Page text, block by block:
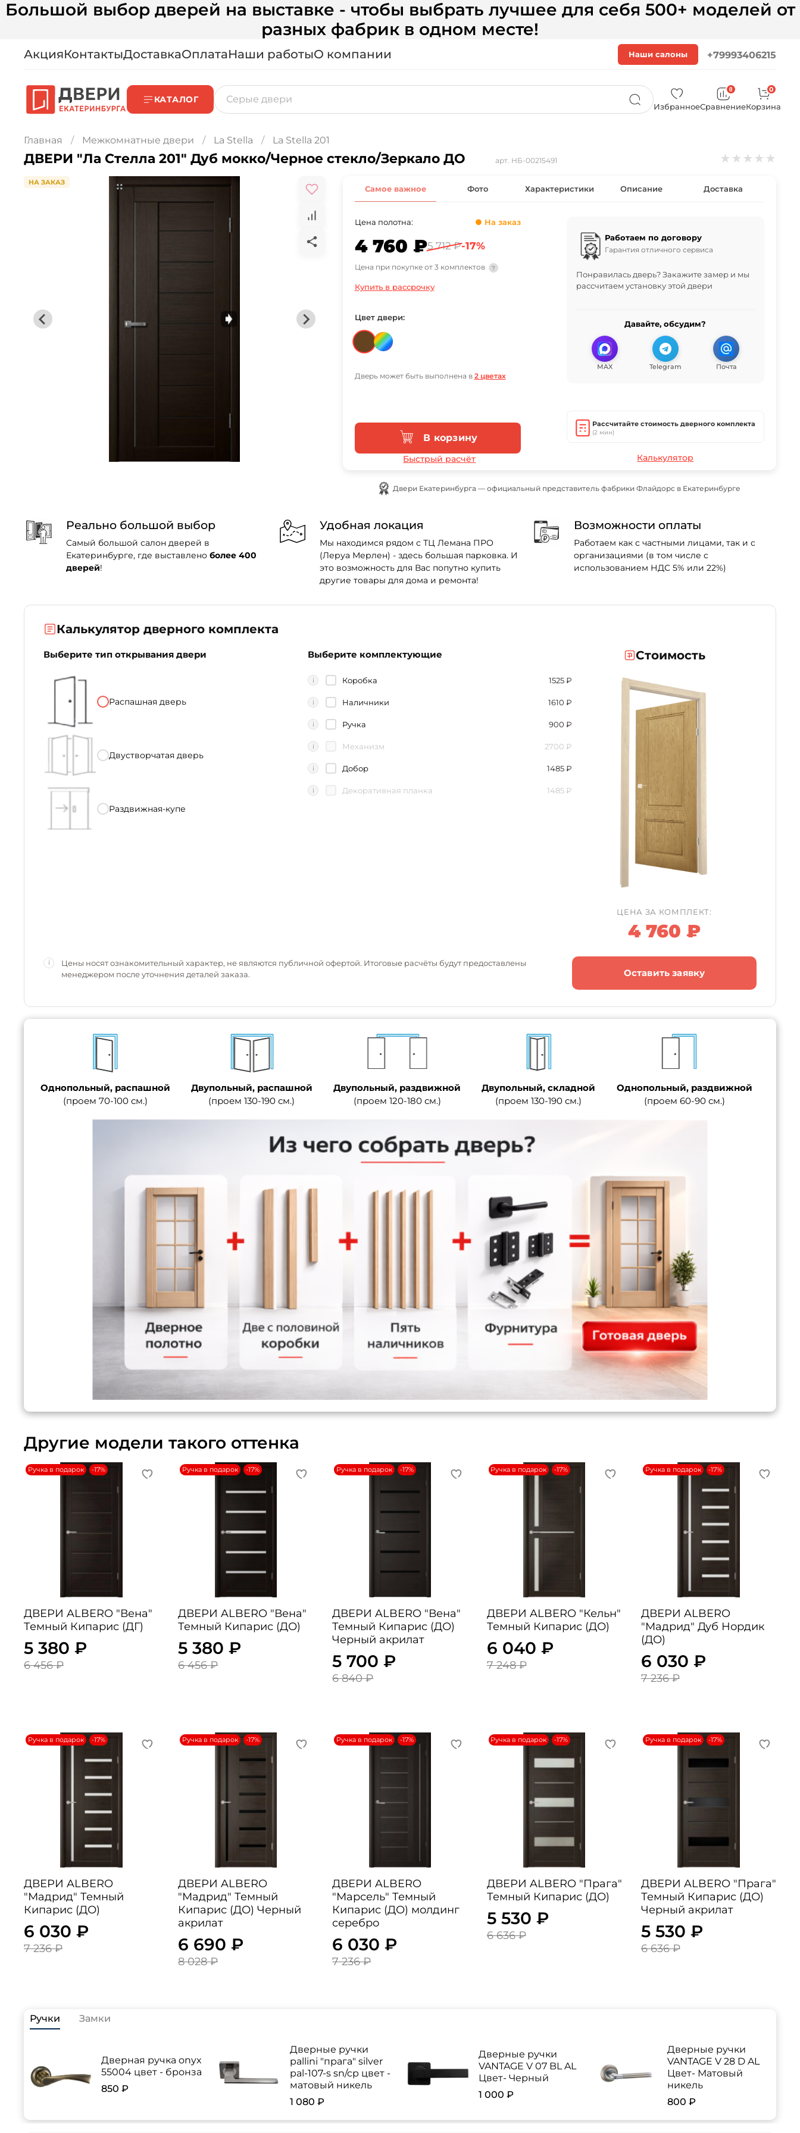
Большой выбор дверей на выставке - чтобы выбрать лучшее для себя 500+ моделей от
разных фабрик в одном месте!
АкцияКонтактыДоставкаОплатаНаши работыО компании Наши салоны +79993406215
КАТАЛОГ
Избранное
0
Сравнение
0
Корзина
Главная Межкомнатные двери La Stella La Stella 201
ДВЕРИ "Ла Стелла 201" Дуб мокко/Черное стекло/Зеркало ДО арт. НБ-00215491 ★ ★ ★ ★ ★
НА ЗАКАЗ
Самое важное Фото Характеристики Описание Доставка
Цена полотна: ● На заказ
4 760 ₽5 712 ₽-17%
Цена при покупке от 3 комплектов ?
Купить в рассрочку
Цвет двери:
Дверь может быть выполнена в 2 цветах
В корзину
Быстрый расчёт
Работаем по договору
Гарантия отличного сервиса
Понравилась дверь? Закажите замер и мы
рассчитаем установку этой двери
Давайте, обсудим?
MAX Telegram Почта
Рассчитайте стоимость дверного комплекта
(2 мин)
Калькулятор
Двери Екатеринбурга — официальный представитель фабрики Флайдорс в Екатеринбурге
Реально большой выбор
Самый большой салон дверей в
Екатеринбурге, где выставлено более 400
дверей!
Удобная локация
Мы находимся рядом с ТЦ Лемана ПРО
(Леруа Мерлен) - здесь большая парковка. И
это возможность для Вас попутно купить
другие товары для дома и ремонта!
Возможности оплаты
Работаем как с частными лицами, так и с
организациями (в том числе с
использованием НДС 5% или 22%)
Калькулятор дверного комплекта
Выберите тип открывания двери
Распашная дверь
Двустворчатая дверь
Раздвижная-купе
Выберите комплектующие
i Коробка 1525₽
i Наличники 1610 ₽
i Ручка 900 ₽
i Механизм 2700 ₽
i Добор 1485₽
i Декоративная планка 1485 ₽
i
Цены носят ознакомительный характер, не являются публичной офертой. Итоговые расчёты будут предоставлены
менеджером после уточнения деталей заказа.
Стоимость
ЦЕНА ЗА КОМПЛЕКТ:
4 760 ₽
Оставить заявку
Однопольный, распашной
(проем 70-100 см.)
Двупольный, распашной
(проем 130-190 см.)
Двупольный, раздвижной
(проем 120-180 см.)
Двупольный, складной
(проем 130-190 см.)
Однопольный, раздвижной
(проем 60-90 см.)
Другие модели такого оттенка
Ручка в подарок -17%
ДВЕРИ ALBERO "Вена"
Темный Кипарис (ДГ)
5 380 ₽
6 456 ₽
Ручка в подарок -17%
ДВЕРИ ALBERO "Вена"
Темный Кипарис (ДО)
5 380 ₽
6 456 ₽
Ручка в подарок -17%
ДВЕРИ ALBERO "Вена"
Темный Кипарис (ДО)
Черный акрилат
5 700 ₽
6 840 ₽
Ручка в подарок -17%
ДВЕРИ ALBERO "Кельн"
Темный Кипарис (ДО)
6 040 ₽
7 248 ₽
Ручка в подарок -17%
ДВЕРИ ALBERO
"Мадрид" Дуб Нордик
(ДО)
6 030 ₽
7 236 ₽
Ручка в подарок -17%
ДВЕРИ ALBERO
"Мадрид" Темный
Кипарис (ДО)
6 030 ₽
7 236 ₽
Ручка в подарок -17%
ДВЕРИ ALBERO
"Мадрид" Темный
Кипарис (ДО) Черный
акрилат
6 690 ₽
8 028 ₽
Ручка в подарок -17%
ДВЕРИ ALBERO
"Марсель" Темный
Кипарис (ДО) молдинг
серебро
6 030 ₽
7 236 ₽
Ручка в подарок -17%
ДВЕРИ ALBERO "Прага"
Темный Кипарис (ДО)
5 530 ₽
6 636 ₽
Ручка в подарок -17%
ДВЕРИ ALBERO "Прага"
Темный Кипарис (ДО)
Черный акрилат
5 530 ₽
6 636 ₽
Ручки Замки
Дверная ручка onyx
55004 цвет - бронза
850 ₽
Дверные ручки
pallini "прага" silver
pal-107-s sn/cp цвет -
матовый никель
1 080 ₽
Дверные ручки
VANTAGE V 07 BL AL
Цвет- Черный
1 000 ₽
Дверные ручки
VANTAGE V 28 D AL
Цвет- Матовый
никель
800 ₽